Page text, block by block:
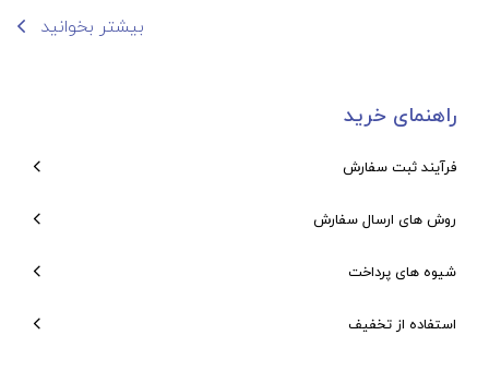
بیشتر بخوانید
راهنمای خرید
فرآیند ثبت سفارش
روش های ارسال سفارش
شیوه های پرداخت
استفاده از تخفیف